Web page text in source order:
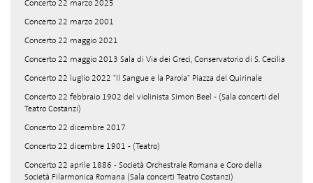
Concerto 22 marzo 2025
Concerto 22 marzo 2001
Concerto 22 maggio 2021
Concerto 22 maggio 2013 Sala di Via dei Greci, Conservatorio di S. Cecilia
Concerto 22 luglio 2022 "Il Sangue e la Parola" Piazza del Quirinale
Concerto 22 febbraio 1902 del violinista Simon Beel - (Sala concerti del
Teatro Costanzi)
Concerto 22 dicembre 2017
Concerto 22 dicembre 1901 - (Teatro)
Concerto 22 aprile 1886 - Società Orchestrale Romana e Coro della
Società Filarmonica Romana (Sala concerti Teatro Costanzi)